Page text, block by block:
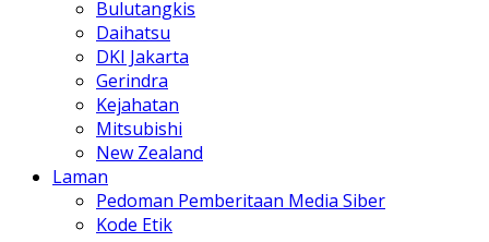
Bulutangkis
Daihatsu
DKI Jakarta
Gerindra
Kejahatan
Mitsubishi
New Zealand
Laman
Pedoman Pemberitaan Media Siber
Kode Etik